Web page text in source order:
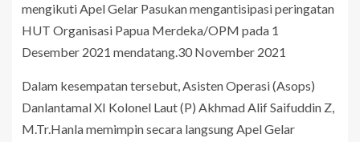
mengikuti Apel Gelar Pasukan mengantisipasi peringatan
HUT Organisasi Papua Merdeka/OPM pada 1
Desember 2021 mendatang.30 November 2021
Dalam kesempatan tersebut, Asisten Operasi (Asops)
Danlantamal XI Kolonel Laut (P) Akhmad Alif Saifuddin Z,
M.Tr.Hanla memimpin secara langsung Apel Gelar